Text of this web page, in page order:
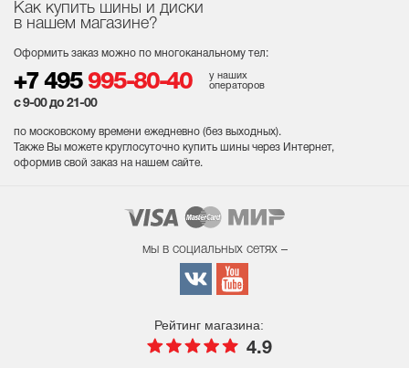
Как купить шины и диски
в нашем магазине?
Оформить заказ можно по многоканальному тел:
+7 495 995-80-40
у наших
операторов
с 9-00 до 21-00
по московскому времени ежедневно (без выходных).
Также Вы можете круглосуточно купить шины через Интернет,
оформив свой заказ на нашем сайте.
мы в социальных сетях –
Рейтинг магазина:
4.9